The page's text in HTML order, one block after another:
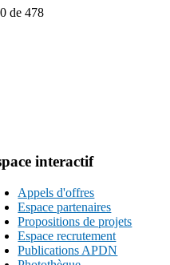
de 478
interactif
Appels d'offres
Espace partenaires
Propositions de projets
Espace recrutement
Publications APDN